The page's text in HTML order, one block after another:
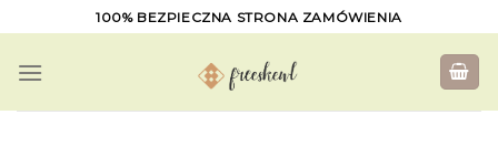
to
content
100% BEZPIECZNA STRONA ZAMÓWIENIA